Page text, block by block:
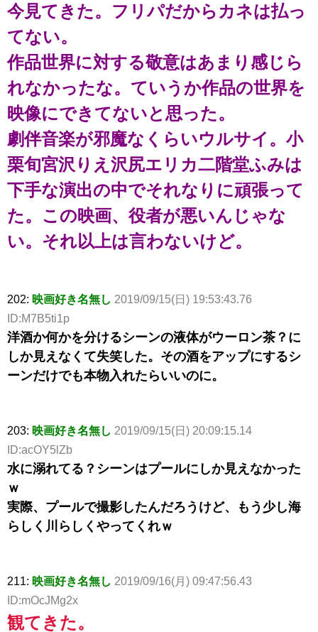
今見てきた。フリパだからカネは払っ
てない。
作品世界に対する敬意はあまり感じら
れなかったな。ていうか作品の世界を
映像にできてないと思った。
劇伴音楽が邪魔なくらいウルサイ。小
栗旬宮沢りえ沢尻エリカ二階堂ふみは
下手な演出の中でそれなりに頑張って
た。この映画、役者が悪いんじゃな
い。それ以上は言わないけど。
202: 映画好き名無し 2019/09/15(日) 19:53:43.76
ID:M7B5ti1p
洋酒か何かを分けるシーンの液体がウーロン茶？に
しか見えなくて失笑した。その酒をアップにするシ
ーンだけでも本物入れたらいいのに。
203: 映画好き名無し 2019/09/15(日) 20:09:15.14
ID:acOY5lZb
水に溺れてる？シーンはプールにしか見えなかった
ｗ
実際、プールで撮影したんだろうけど、もう少し海
らしく川らしくやってくれｗ
211: 映画好き名無し 2019/09/16(月) 09:47:56.43
ID:mOcJMg2x
観てきた。